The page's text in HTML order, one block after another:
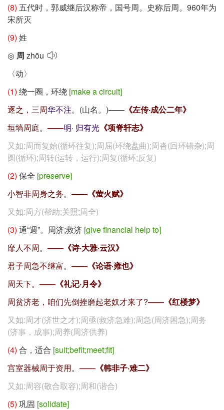
(8) 五代时，郭威继后汉称帝，国号周。史称后周。960年为
宋所灭
(9) 姓
◎ 周 zhōu
〈动〉
(1) 绕一圈，环绕 [make a circuit]
逐之，三周华不注。(山名。)—— 《左传·成公二年》
垣墙周庭。——明· 归有光 《项脊轩志》
又如:周而复始(循环往复);周屈(环绕盘曲);周沓(回环错杂);周
圆(循环);周转(运转，运行);周复(循环;反复)
(2) 保全 [preserve]
小智非周身之务。—— 《萤火赋》
又如:周方(帮助;关照;周全)
(3) 通“週”。周济;救济 [give financial help to]
靡人不周。—— 《诗·大雅·云汉》
君子周急不继富。—— 《论语·雍也》
周天下。—— 《礼记·月令》
周贫济老，咱们先倒挫磨起老奴才来了?—— 《红楼梦》
又如:周才(济世之才);周亟(救济急难);周急(周济困急);周务
(济事，成事);周养(周济供养)
(4) 合，适合 [suit;befit;meet;fit]
宫室器械周于资用。—— 《韩非子·难二》
又如:周容(敬合取容);周和(谐合)
(5) 巩固 [solidate]